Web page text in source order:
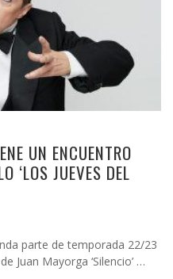
UN ENCUENTRO
‘LOS JUEVES DEL
parte de temporada 22/23
Juan Mayorga ‘Silencio’ …